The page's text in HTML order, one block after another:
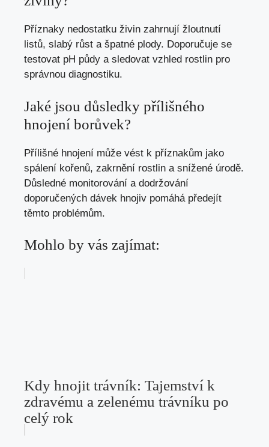
Příznaky nedostatku živin zahrnují žloutnutí
listů, slabý růst a špatné plody. Doporučuje se
testovat pH půdy a sledovat vzhled rostlin pro
správnou diagnostiku.
Jaké jsou důsledky přílišného
hnojení borůvek?
Přílišné hnojení může vést k příznakům jako
spálení kořenů, zakrnění rostlin a snížené úrodě.
Důsledné monitorování a dodržování
doporučených dávek hnojiv pomáhá předejít
těmto problémům.
Mohlo by vás zajímat:
Kdy hnojit trávník: Tajemství k
zdravému a zelenému trávníku po
celý rok